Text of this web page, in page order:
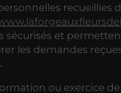
recueillies
sécurisés et
les demandes
ou exercice